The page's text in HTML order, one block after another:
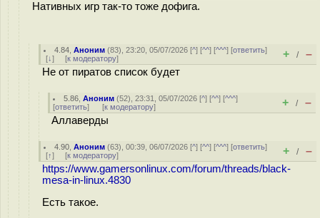
Нативных игр так-то тоже дофига.
4.84 ,Аноним (83), 23:20, 05/07/2026 [^] [^^] [^^^] [ответить]
[↓] [к модератору] + / –
Не от пиратов список будет
5.86 ,Аноним (52), 23:31, 05/07/2026 [^] [^^] [^^^]
[ответить] [к модератору] + / –
Аллаверды
4.90 ,Аноним (63), 00:39, 06/07/2026 [^] [^^] [^^^] [ответить]
[↑] [к модератору] + / –
https://www.gamersonlinux.com/forum/threads/black-
mesa-in-linux.4830
Есть такое.